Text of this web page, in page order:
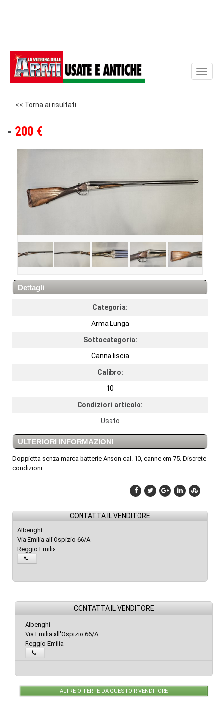
<< Torna ai risultati
200 €
Dettagli
Categoria:
Arma Lunga
Sottocategoria:
Canna liscia
Calibro:
10
Condizioni articolo:
Usato
ULTERIORI INFORMAZIONI
Doppietta senza marca batterie Anson cal. 10, canne cm 75. Discrete
condizioni
CONTATTA IL VENDITORE
Albenghi
Via Emilia all'Ospizio 66/A
Reggio Emilia
CONTATTA IL VENDITORE
Albenghi
Via Emilia all'Ospizio 66/A
Reggio Emilia
ALTRE OFFERTE DA QUESTO RIVENDITORE